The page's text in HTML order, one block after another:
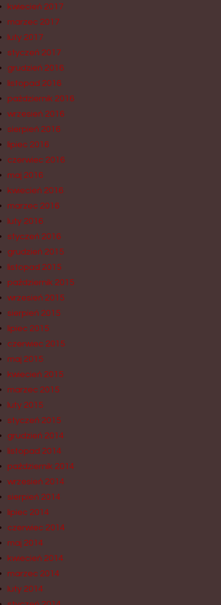
kwiecień 2017
marzec 2017
luty 2017
styczeń 2017
grudzień 2016
listopad 2016
październik 2016
wrzesień 2016
sierpień 2016
lipiec 2016
czerwiec 2016
maj 2016
kwiecień 2016
marzec 2016
luty 2016
styczeń 2016
grudzień 2015
listopad 2015
październik 2015
wrzesień 2015
sierpień 2015
lipiec 2015
czerwiec 2015
maj 2015
kwiecień 2015
marzec 2015
luty 2015
styczeń 2015
grudzień 2014
listopad 2014
październik 2014
wrzesień 2014
sierpień 2014
lipiec 2014
czerwiec 2014
maj 2014
kwiecień 2014
marzec 2014
luty 2014